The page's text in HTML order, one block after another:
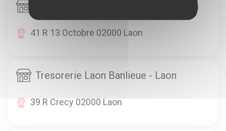
Tresorerie Generale de l'Aisne - Laon
41 R 13 Octobre 02000 Laon
Tresorerie Laon Banlieue - Laon
39 R Crecy 02000 Laon